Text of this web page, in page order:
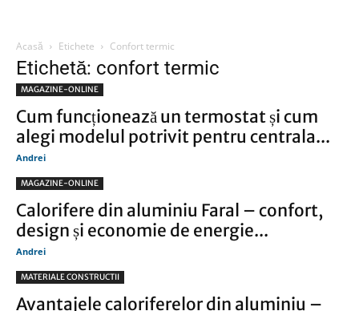
Acasă Etichete Confort termic
Etichetă: confort termic
MAGAZINE-ONLINE
Cum funcționează un termostat și cum
alegi modelul potrivit pentru centrala...
Andrei
MAGAZINE-ONLINE
Calorifere din aluminiu Faral – confort,
design și economie de energie...
Andrei
MATERIALE CONSTRUCTII
Avantajele caloriferelor din aluminiu –